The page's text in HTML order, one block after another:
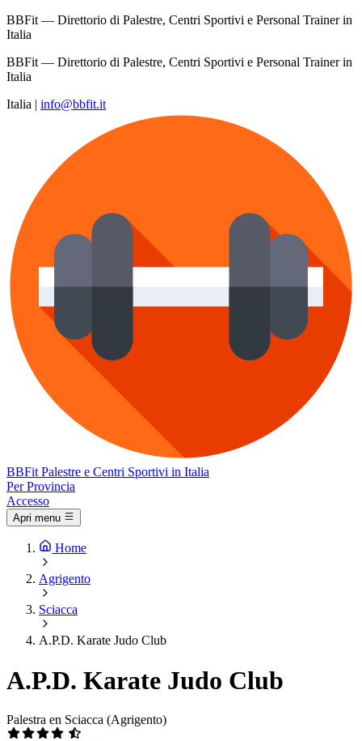
BBFit — Direttorio di Palestre, Centri Sportivi e Personal Trainer in
Italia
BBFit — Direttorio di Palestre, Centri Sportivi e Personal Trainer in
Italia
Italia | info@bbfit.it
BBFit Palestre e Centri Sportivi in Italia
Per Provincia
Accesso
Apri menu
Home
Agrigento
Sciacca
A.P.D. Karate Judo Club
A.P.D. Karate Judo Club
Palestra en Sciacca (Agrigento)